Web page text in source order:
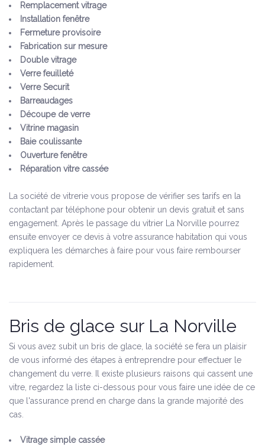
Remplacement vitrage
Installation fenêtre
Fermeture provisoire
Fabrication sur mesure
Double vitrage
Verre feuilleté
Verre Securit
Barreaudages
Découpe de verre
Vitrine magasin
Baie coulissante
Ouverture fenêtre
Réparation vitre cassée
La société de vitrerie vous propose de vérifier ses tarifs en la
contactant par téléphone pour obtenir un devis gratuit et sans
engagement. Après le passage du vitrier La Norville pourrez
ensuite envoyer ce devis à votre assurance habitation qui vous
expliquera les démarches à faire pour vous faire rembourser
rapidement.
Bris de glace sur La Norville
Si vous avez subit un bris de glace, la société se fera un plaisir
de vous informé des étapes à entreprendre pour effectuer le
changement du verre. Il existe plusieurs raisons qui cassent une
vitre, regardez la liste ci-dessous pour vous faire une idée de ce
que l'assurance prend en charge dans la grande majorité des
cas.
Vitrage simple cassée